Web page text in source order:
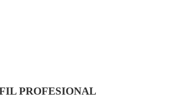
PROFESIONAL